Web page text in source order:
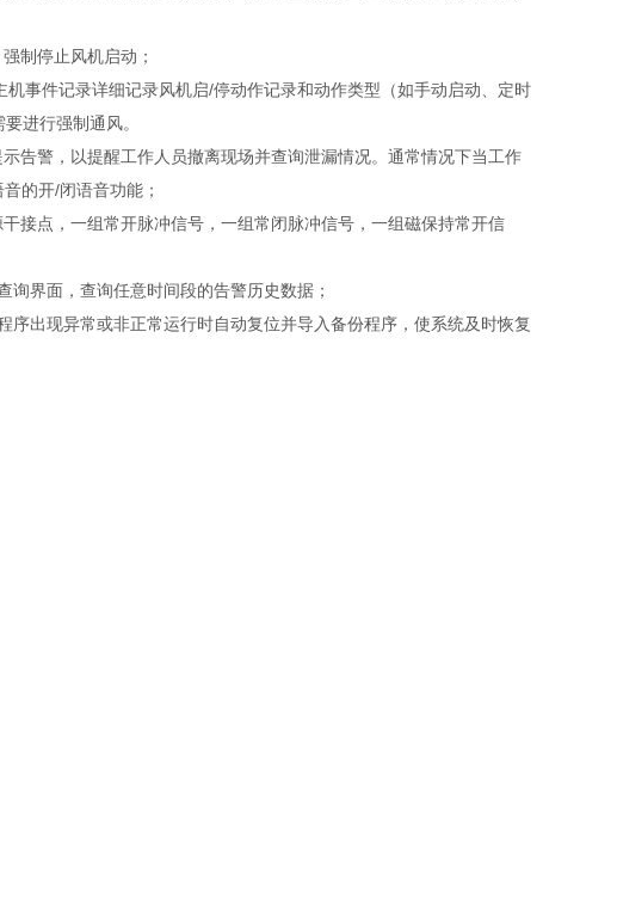
制停止风机启动；
事件记录详细记录风机启/停动作记录和动作类型（如手动启动、定时
进行强制通风。
告警，以提醒工作人员撤离现场并查询泄漏情况。通常情况下当工作
的开/闭语音功能；
接点，一组常开脉冲信号，一组常闭脉冲信号，一组磁保持常开信
界面，查询任意时间段的告警历史数据；
出现异常或非正常运行时自动复位并导入备份程序，使系统及时恢复